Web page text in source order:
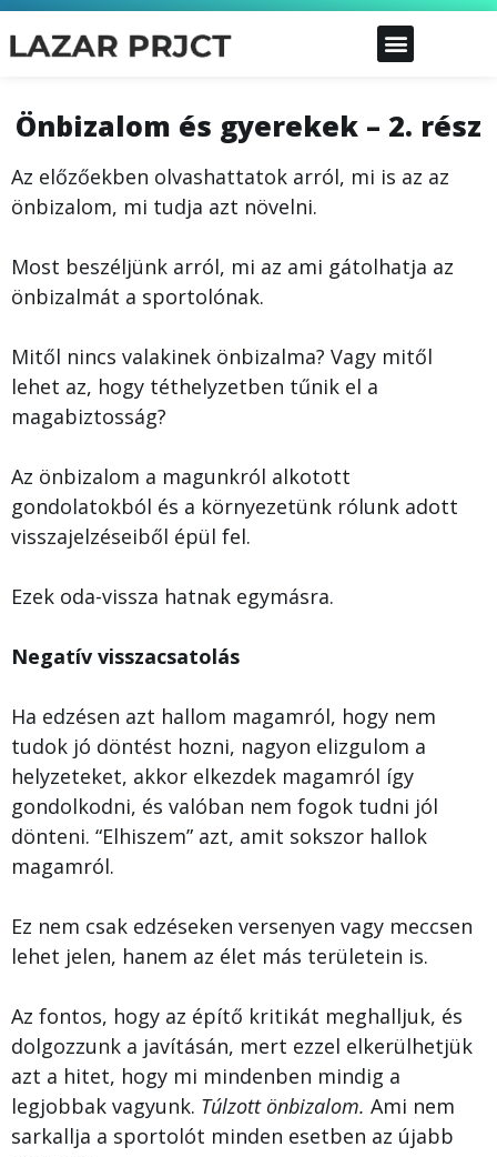
Önbizalom és gyerekek – 2. rész
Az előzőekben olvashattatok arról, mi is az az
önbizalom, mi tudja azt növelni.
Most beszéljünk arról, mi az ami gátolhatja az
önbizalmát a sportolónak.
Mitől nincs valakinek önbizalma? Vagy mitől
lehet az, hogy téthelyzetben tűnik el a
magabiztosság?
Az önbizalom a magunkról alkotott
gondolatokból és a környezetünk rólunk adott
visszajelzéseiből épül fel.
Ezek oda-vissza hatnak egymásra.
Negatív visszacsatolás
Ha edzésen azt hallom magamról, hogy nem
tudok jó döntést hozni, nagyon elizgulom a
helyzeteket, akkor elkezdek magamról így
gondolkodni, és valóban nem fogok tudni jól
dönteni. “Elhiszem” azt, amit sokszor hallok
magamról.
Ez nem csak edzéseken versenyen vagy meccsen
lehet jelen, hanem az élet más területein is.
Az fontos, hogy az építő kritikát meghalljuk, és
dolgozzunk a javításán, mert ezzel elkerülhetjük
azt a hitet, hogy mi mindenben mindig a
legjobbak vagyunk. Túlzott önbizalom. Ami nem
sarkallja a sportolót minden esetben az újabb